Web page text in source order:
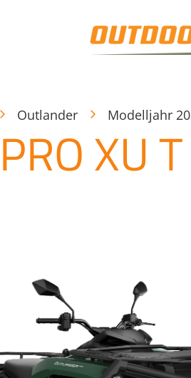
Outlander Modelljahr
XU